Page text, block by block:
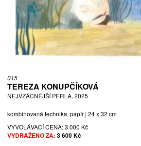
015
TEREZA KONUPČÍKOVÁ
NEJVZÁCNĚJŠÍ PERLA, 2025
kombinovaná technika, papír | 24 x 32 cm
VYVOLÁVACÍ CENA:3 000 Kč
VYDRAŽENO ZA: 3 600 Kč